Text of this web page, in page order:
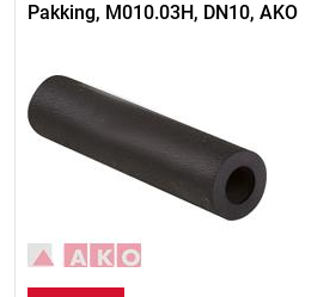
Pakking, M010.03H, DN10, AKO